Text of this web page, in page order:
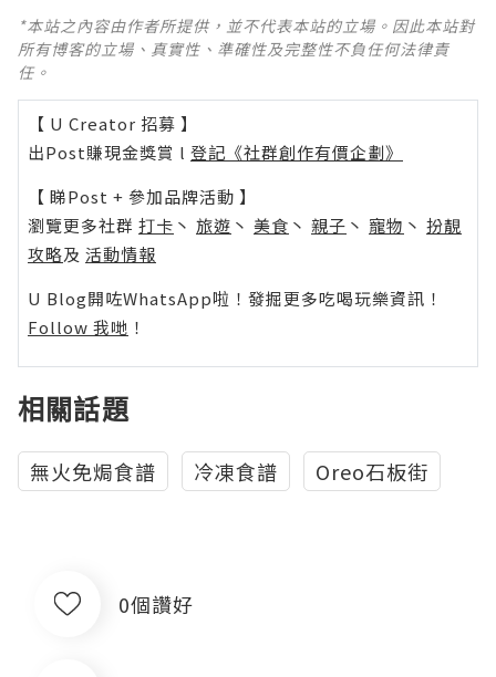
*本站之內容由作者所提供，並不代表本站的立場。因此本站對
所有博客的立場、真實性、準確性及完整性不負任何法律責
任。
【 U Creator 招募 】
出Post賺現金獎賞 l 登記《社群創作有價企劃》
【 睇Post + 參加品牌活動 】
瀏覽更多社群 打卡 丶 旅遊 丶 美食 丶 親子 丶 寵物 丶 扮靚
攻略及 活動情報
U Blog開咗WhatsApp啦！發掘更多吃喝玩樂資訊！
Follow 我哋 ！
相關話題
無火免焗食譜 冷凍食譜 Oreo石板街
0個讚好